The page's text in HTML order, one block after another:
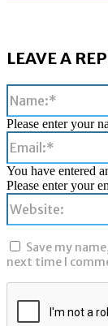
LEAVE A
Please enter your
You have entered
Please enter your
Save my
next time I